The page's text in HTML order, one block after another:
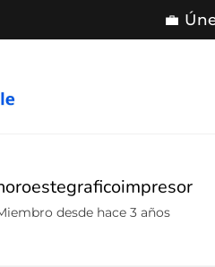
💼
desde hace 3 años